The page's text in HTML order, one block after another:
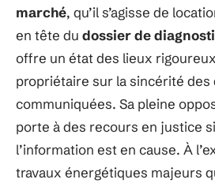
marché, qu’il s’agisse de
en tête du dossier de
offre un état des lieux
propriétaire sur la sincérité des
communiquées. Sa pleine
porte à des recours en justice
l’information est en cause. À
travaux énergétiques majeurs